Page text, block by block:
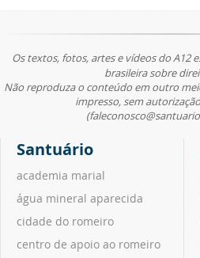
Os textos, fotos, artes e vídeos do A12
brasileira sobre
Não reproduza o conteúdo em outro
impresso, sem
Santuário
academia marial
água mineral aparecida
cidade do romeiro
centro de apoio ao romeiro